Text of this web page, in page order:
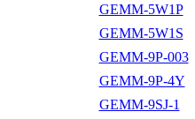
GEMM-5W1P
GEMM-5W1S
GEMM-9P-003
GEMM-9P-4Y
GEMM-9SJ-1